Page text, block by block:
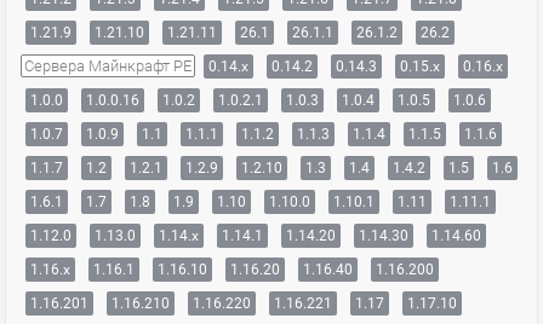
1.21.9
1.21.10 1.21.11 26.1 26.1.1 26.1.2 26.2
Сервера Майнкрафт PE 0.14.x 0.14.2 0.14.3 0.15.x
0.16.x
1.0.0
1.0.0.16 1.0.2 1.0.2.1 1.0.3 1.0.4 1.0.5
1.0.6
1.0.7
1.0.9 1.1 1.1.1 1.1.2 1.1.3 1.1.4 1.1.5
1.1.6
1.1.7
1.2 1.2.1 1.2.9 1.2.10 1.3 1.4 1.4.2 1.5
1.6
1.6.1
1.7 1.8 1.9 1.10 1.10.0 1.10.1 1.11
1.11.1
1.12.0
1.13.0 1.14.x 1.14.1 1.14.20 1.14.30
1.14.60
1.16.x
1.16.1 1.16.10 1.16.20 1.16.40
1.16.200
1.16.201
1.16.210 1.16.220 1.16.221 1.17
1.17.10